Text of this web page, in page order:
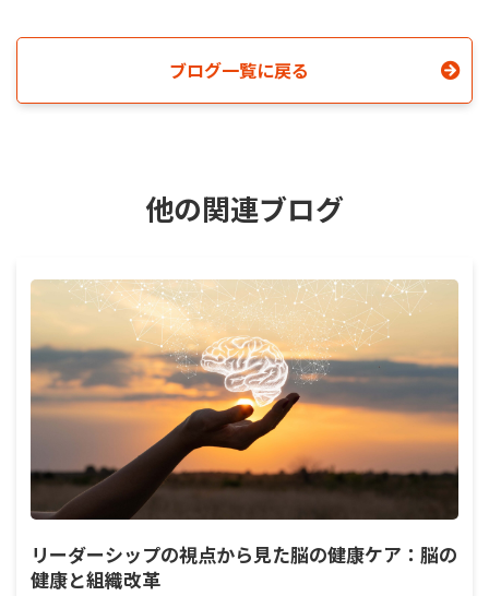
ブログ一覧に戻る
他の関連ブログ
リーダーシップの視点から見た脳の健康ケア：脳の
健康と組織改革